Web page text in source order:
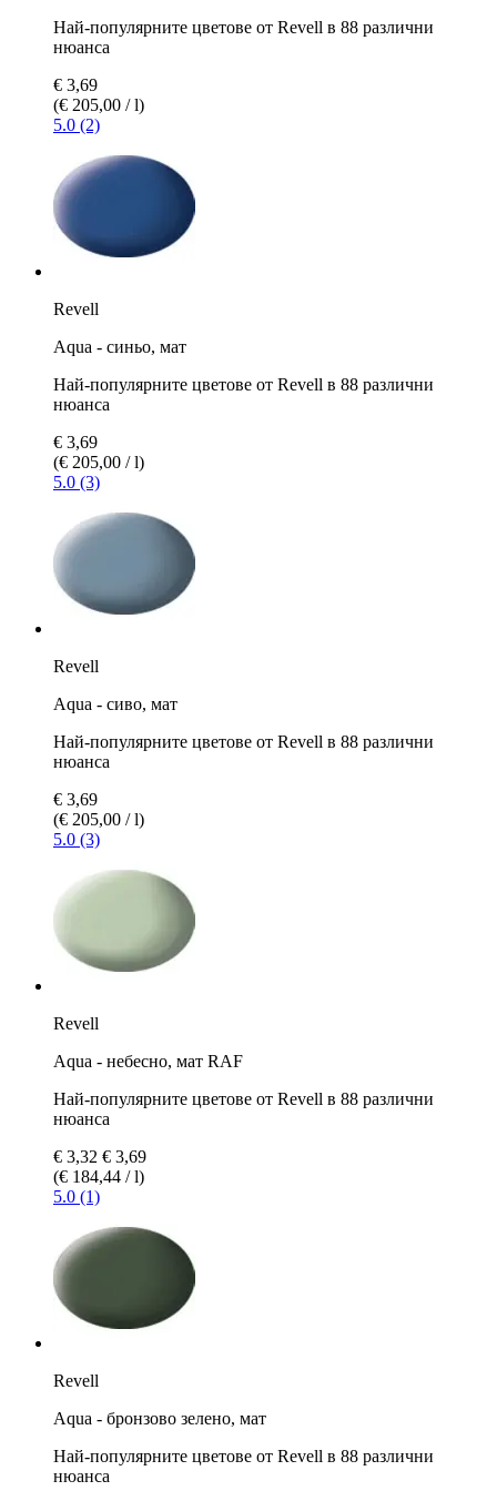
Най-популярните цветове от Revell в 88 различни
нюанса
€ 3,69
(€ 205,00 / l)
5.0 (2)
Revell
Aqua - синьо, мат
Най-популярните цветове от Revell в 88 различни
нюанса
€ 3,69
(€ 205,00 / l)
5.0 (3)
Revell
Aqua - сиво, мат
Най-популярните цветове от Revell в 88 различни
нюанса
€ 3,69
(€ 205,00 / l)
5.0 (3)
Revell
Aqua - небесно, мат RAF
Най-популярните цветове от Revell в 88 различни
нюанса
€ 3,32 € 3,69
(€ 184,44 / l)
5.0 (1)
Revell
Aqua - бронзово зелено, мат
Най-популярните цветове от Revell в 88 различни
нюанса